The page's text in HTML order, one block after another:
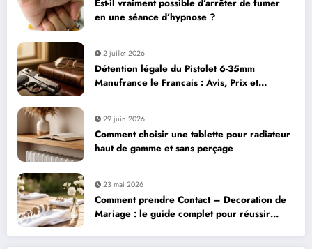
Est-il vraiment possible d’arrêter de fumer
en une séance d’hypnose ?
2 juillet 2026
Détention légale du Pistolet 6-35mm
Manufrance le Francais : Avis, Prix et
29 juin 2026
Comment choisir une tablette pour radiateur
haut de gamme et sans perçage
23 mai 2026
Comment prendre Contact – Decoration de
Mariage : le guide complet pour réussir